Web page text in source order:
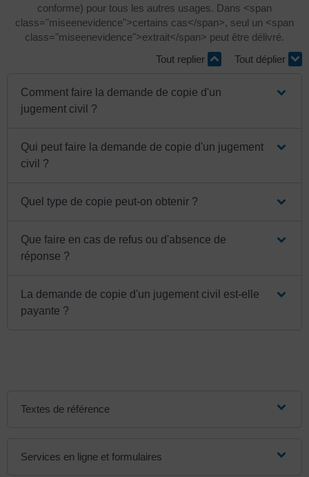
conforme) pour tous les autres usages. Dans <span
class="miseenevidence">certains cas</span>, seul un <span
class="miseenevidence">extrait</span> peut être délivré.
Tout replier
Tout déplier
Comment faire la demande de copie d'un
jugement civil ?
Qui peut faire la demande de copie d'un jugement
civil ?
Quel type de copie peut-on obtenir ?
Que faire en cas de refus ou d'absence de
réponse ?
La demande de copie d'un jugement civil est-elle
payante ?
Textes de référence
Services en ligne et formulaires